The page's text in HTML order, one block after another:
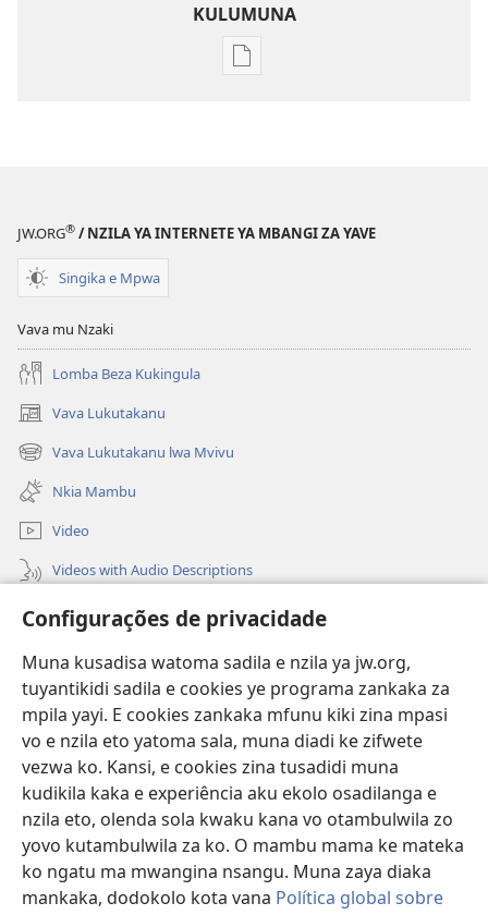
Configurações de privacidade
Muna kusadisa watoma sadila e nzila ya jw.org,
tuyantikidi sadila e cookies ye programa zankaka za
mpila yayi. E cookies zankaka mfunu kiki zina mpasi
vo e nzila eto yatoma sala, muna diadi ke zifwete
vezwa ko. Kansi, e cookies zina tusadidi muna
kudikila kaka e experiência aku ekolo osadilanga e
nzila eto, olenda sola kwaku kana vo otambulwila zo
yovo kutambulwila za ko. O mambu mama ke mateka
ko ngatu ma mwangina nsangu. Muna zaya diaka
mankaka, dodokolo kota vana Política global sobre
KULUMUNA
Kulumuna
NKANGU
JW.ORG® / NZILA YA INTERNETE YA MBANGI ZA YAVE
Singika e Mpwa
Vava mu Nzaki
Lomba Beza Kukingula
Vava Lukutakanu
(opens
new
window)
Vava Lukutakanu lwa Mvivu
(opens
new
window)
Nkia Mambu
Video
Videos with Audio Descriptions
Vavulula
(opens
new
window)LUNDILU DIA NKANDA mia Mbangi za Yave mu Internete™
(opens
new
window)JW Hub
(opens
new
window)Aplicativo JW Library ®